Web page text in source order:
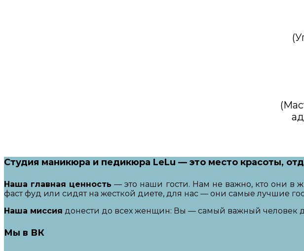
Студия маникюра и педикюра LeLu — это место красоты,
Наша главная ценность — это наши гости. Нам не важно, кто они в
фаст фуд или сидят на жесткой диете, для нас — они самые лучшие
Наша миссия донести до всех женщин: Вы — самый важный человек
Мы в ВК